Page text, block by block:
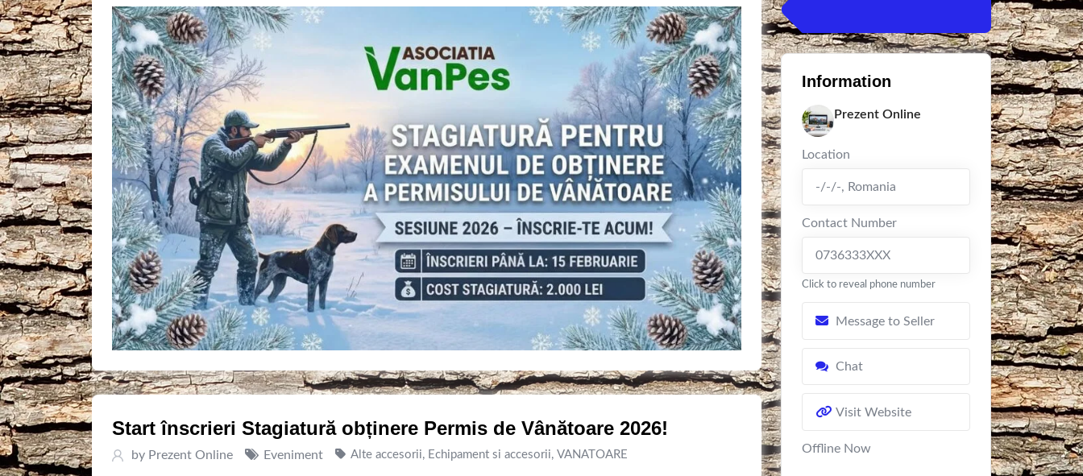
Start înscrieri Stagiatură obținere Permis de Vânătoare 2026!
by Prezent Online Eveniment Alte accesorii, Echipament si accesorii, VANATOARE
Information
Prezent Online
Location
-/-/-, Romania
Contact Number
0736333XXX
Click to reveal phone number
Message to Seller
Chat
Visit Website
Offline Now